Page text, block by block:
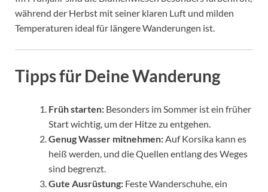
während der Herbst mit seiner klaren Luft und milden
Temperaturen ideal für längere Wanderungen ist.
Tipps für Deine Wanderung
Früh starten: Besonders im Sommer ist ein früher
Start wichtig, um der Hitze zu entgehen.
Genug Wasser mitnehmen:Auf Korsika kann es
heiß werden, und die Quellen entlang des Weges
sind begrenzt.
Gute Ausrüstung: Feste Wanderschuhe, ein